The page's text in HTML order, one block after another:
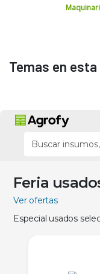
Temas en
Feria
Ver ofertas
Especial usados